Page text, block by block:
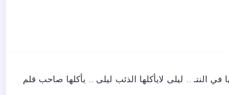
في النتـ .. ليلى لايأكلها الذئب ليلى .. يأكلها صاحب قلم